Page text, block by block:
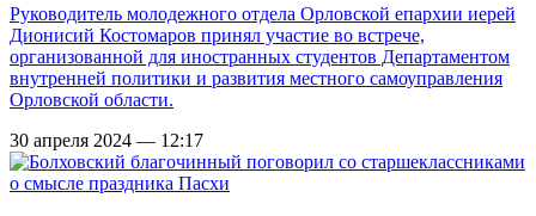
Руководитель молодежного отдела Орловской епархии иерей
Дионисий Костомаров принял участие во встрече,
организованной для иностранных студентов Департаментом
внутренней политики и развития местного самоуправления
Орловской области.
30 апреля 2024 — 12:17